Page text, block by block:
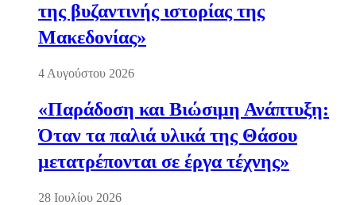
της βυζαντινής ιστορίας της
Μακεδονίας»
4 Αυγούστου 2026
«Παράδοση και Βιώσιμη Ανάπτυξη:
Όταν τα παλιά υλικά της Θάσου
μετατρέπονται σε έργα τέχνης»
28 Ιουλίου 2026